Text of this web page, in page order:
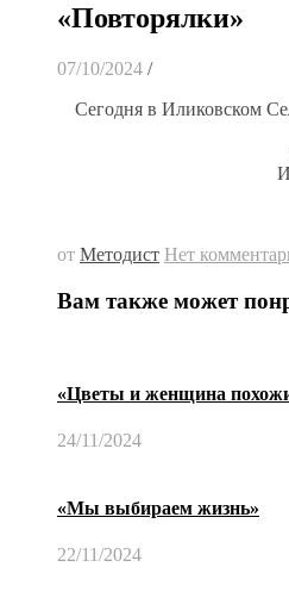
«Повторялки»
07/10/2024 /
Сегодня в Иликовском
от Методист Нет
Вам также может
«Цветы и женщина
24/11/2024
«Мы выбираем жизнь»
22/11/2024